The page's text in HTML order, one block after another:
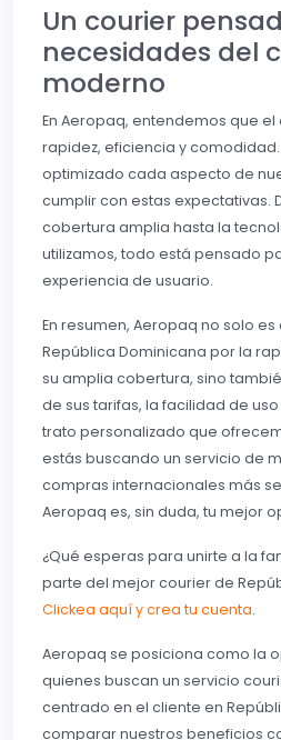
Un courier
necesidades del
moderno
En Aeropaq, entendemos que
rapidez, eficiencia y
optimizado cada aspecto de
cumplir con estas expectativas.
cobertura amplia hasta la
utilizamos, todo está pensado
experiencia de usuario.
En resumen, Aeropaq no solo
República Dominicana por la
su amplia cobertura, sino
de sus tarifas, la facilidad de
trato personalizado que
estás buscando un servicio de
compras internacionales más
Aeropaq es, sin duda, tu mejor
¿Qué esperas para unirte a la
parte del mejor courier de
Clickea aquí y crea tu cuenta.
Aeropaq se posiciona como la
quienes buscan un servicio
centrado en el cliente en
comparar nuestros beneficios